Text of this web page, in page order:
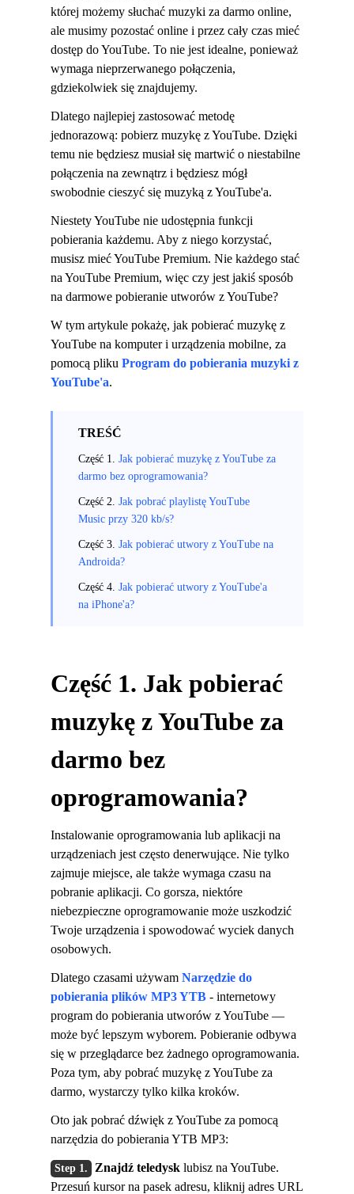
której możemy słuchać muzyki za darmo online,
ale musimy pozostać online i przez cały czas mieć
dostęp do YouTube. To nie jest idealne, ponieważ
wymaga nieprzerwanego połączenia,
gdziekolwiek się znajdujemy.
Dlatego najlepiej zastosować metodę
jednorazową: pobierz muzykę z YouTube. Dzięki
temu nie będziesz musiał się martwić o niestabilne
połączenia na zewnątrz i będziesz mógł
swobodnie cieszyć się muzyką z YouTube'a.
Niestety YouTube nie udostępnia funkcji
pobierania każdemu. Aby z niego korzystać,
musisz mieć YouTube Premium. Nie każdego stać
na YouTube Premium, więc czy jest jakiś sposób
na darmowe pobieranie utworów z YouTube?
W tym artykule pokażę, jak pobierać muzykę z
YouTube na komputer i urządzenia mobilne, za
pomocą pliku Program do pobierania muzyki z
YouTube'a.
TREŚĆ
Część 1. Jak pobierać muzykę z YouTube za
darmo bez oprogramowania?
Część 2. Jak pobrać playlistę YouTube
Music przy 320 kb/s?
Część 3. Jak pobierać utwory z YouTube na
Androida?
Część 4. Jak pobierać utwory z YouTube'a
na iPhone'a?
Część 1. Jak pobierać
muzykę z YouTube za
darmo bez
oprogramowania?
Instalowanie oprogramowania lub aplikacji na
urządzeniach jest często denerwujące. Nie tylko
zajmuje miejsce, ale także wymaga czasu na
pobranie aplikacji. Co gorsza, niektóre
niebezpieczne oprogramowanie może uszkodzić
Twoje urządzenia i spowodować wyciek danych
osobowych.
Dlatego czasami używam Narzędzie do
pobierania plików MP3 YTB - internetowy
program do pobierania utworów z YouTube —
może być lepszym wyborem. Pobieranie odbywa
się w przeglądarce bez żadnego oprogramowania.
Poza tym, aby pobrać muzykę z YouTube za
darmo, wystarczy tylko kilka kroków.
Oto jak pobrać dźwięk z YouTube za pomocą
narzędzia do pobierania YTB MP3:
Znajdź teledysk lubisz na YouTube.
Przesuń kursor na pasek adresu, kliknij adres URL